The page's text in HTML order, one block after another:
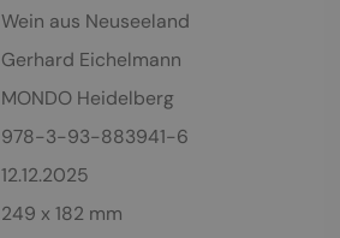
Wein aus Neuseeland
Gerhard Eichelmann
MONDO Heidelberg
978-3-93-883941-6
12.12.2025
249 x 182 mm